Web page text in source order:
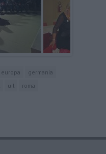
europa
germania
uil
roma